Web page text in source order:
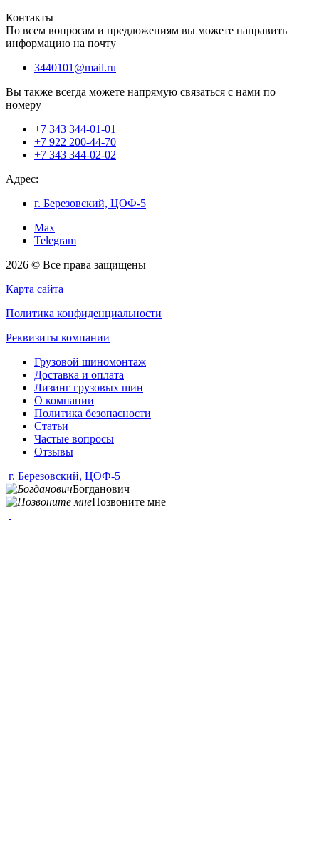
Контакты
По всем вопросам и предложениям вы можете направить
информацию на почту
3440101@mail.ru
Вы также всегда можете напрямую связаться с нами по
номеру
+7 343 344-01-01
+7 922 200-44-70
+7 343 344-02-02
Адрес:
г. Березовский, ЦОФ-5
Max
Telegram
2026 © Все права защищены
Карта сайта
Политика конфиденциальности
Реквизиты компании
Грузовой шиномонтаж
Доставка и оплата
Лизинг грузовых шин
О компании
Политика безопасности
Статьи
Частые вопросы
Отзывы
г. Березовский, ЦОФ-5
Богданович
Позвоните мне